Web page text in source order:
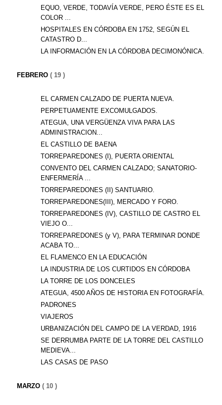
EQUO, VERDE, TODAVÍA VERDE, PERO ÉSTE ES EL
COLOR ...
HOSPITALES EN CÓRDOBA EN 1752, SEGÚN EL
CATASTRO D...
LA INFORMACIÓN EN LA CÓRDOBA DECIMONÓNICA.
FEBRERO ( 19 )
EL CARMEN CALZADO DE PUERTA NUEVA.
PERPETUAMENTE EXCOMULGADOS.
ATEGUA, UNA VERGÜENZA VIVA PARA LAS
ADMINISTRACION...
EL CASTILLO DE BAENA
TORREPAREDONES (I), PUERTA ORIENTAL
CONVENTO DEL CARMEN CALZADO; SANATORIO-
ENFERMERÍA ...
TORREPAREDONES (II) SANTUARIO.
TORREPAREDONES(III), MERCADO Y FORO.
TORREPAREDONES (IV), CASTILLO DE CASTRO EL
VIEJO O...
TORREPAREDONES (y V), PARA TERMINAR DONDE
ACABA TO...
EL FLAMENCO EN LA EDUCACIÓN
LA INDUSTRIA DE LOS CURTIDOS EN CÓRDOBA
LA TORRE DE LOS DONCELES
ATEGUA, 4500 AÑOS DE HISTORIA EN FOTOGRAFÍA.
PADRONES
VIAJEROS
URBANIZACIÓN DEL CAMPO DE LA VERDAD, 1916
SE DERRUMBA PARTE DE LA TORRE DEL CASTILLO
MEDIEVA...
LAS CASAS DE PASO
MARZO ( 10 )